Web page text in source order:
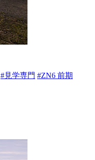
#見学専門 #ZN6 前期